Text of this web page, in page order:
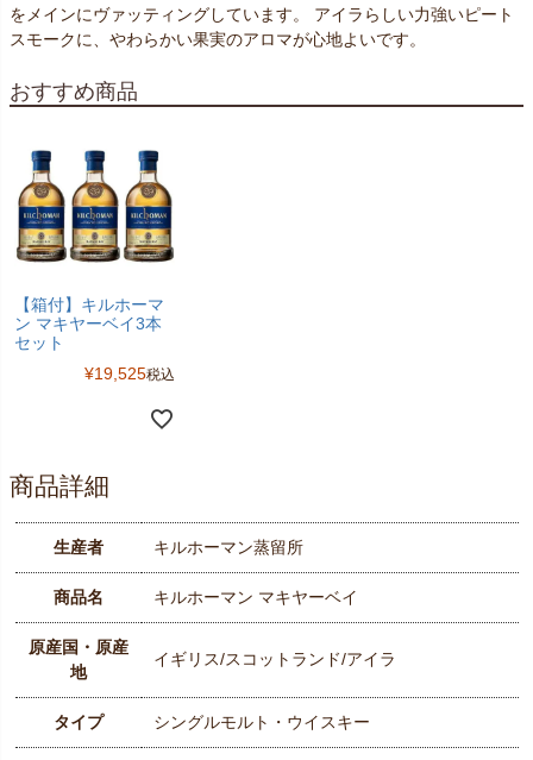
をメインにヴァッティングしています。 アイラらしい力強いピート
スモークに、やわらかい果実のアロマが心地よいです。
おすすめ商品
【箱付】キルホーマ
ン マキヤーベイ3本
セット
¥19,525税込
商品詳細
生産者 キルホーマン蒸留所
商品名 キルホーマン マキヤーベイ
原産国・原産
地
イギリス/スコットランド/アイラ
タイプ シングルモルト・ウイスキー